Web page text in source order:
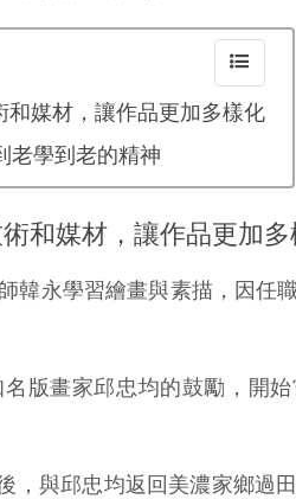
媒材，讓作品更加多樣化
老學到老的精神
和媒材，讓作品更加多
韓永學習繪畫與素描，因任
版畫家邱忠均的鼓勵，開
與邱忠均返回美濃家鄉過